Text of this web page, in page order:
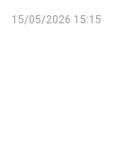
15/05/2026 15:15